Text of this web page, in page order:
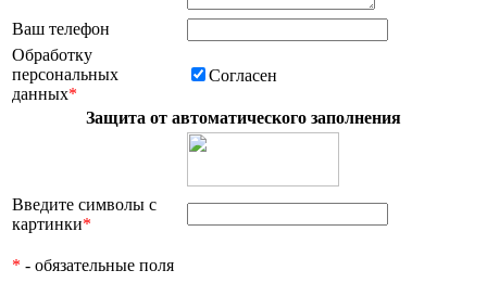
Ваш телефон
Обработку
персональных
данных*
Согласен
Защита от автоматического заполнения
Введите символы с
картинки*
* - обязательные поля